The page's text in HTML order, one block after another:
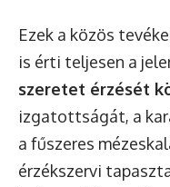
Ezek a közös
is érti teljesen a
szeretet érzését
izgatottságát, a
a fűszeres
érzékszervi